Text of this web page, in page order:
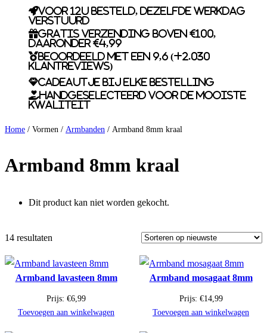
Voor 12u besteld, dezelfde werkdag
verstuurd
Gratis verzending boven €100,
daaronder €4,99
Beoordeeld met een 9,6 (+2.030
klantreviews)
Cadeautje bij elke bestelling
Handgeselecteerd voor de mooiste
kwaliteit
Home / Vormen / Armbanden / Armband 8mm kraal
Armband 8mm kraal
Dit product kan niet worden gekocht.
14 resultaten
Armband lavasteen 8mm
Prijs: €6,99
Toevoegen aan winkelwagen
Armband mosagaat 8mm
Prijs: €14,99
Toevoegen aan winkelwagen